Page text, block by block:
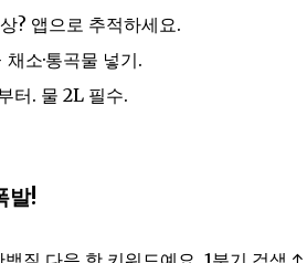
? 앱으로 추적하세요.
소·통곡물 넣기.
터. 물 2L 필수.
발!